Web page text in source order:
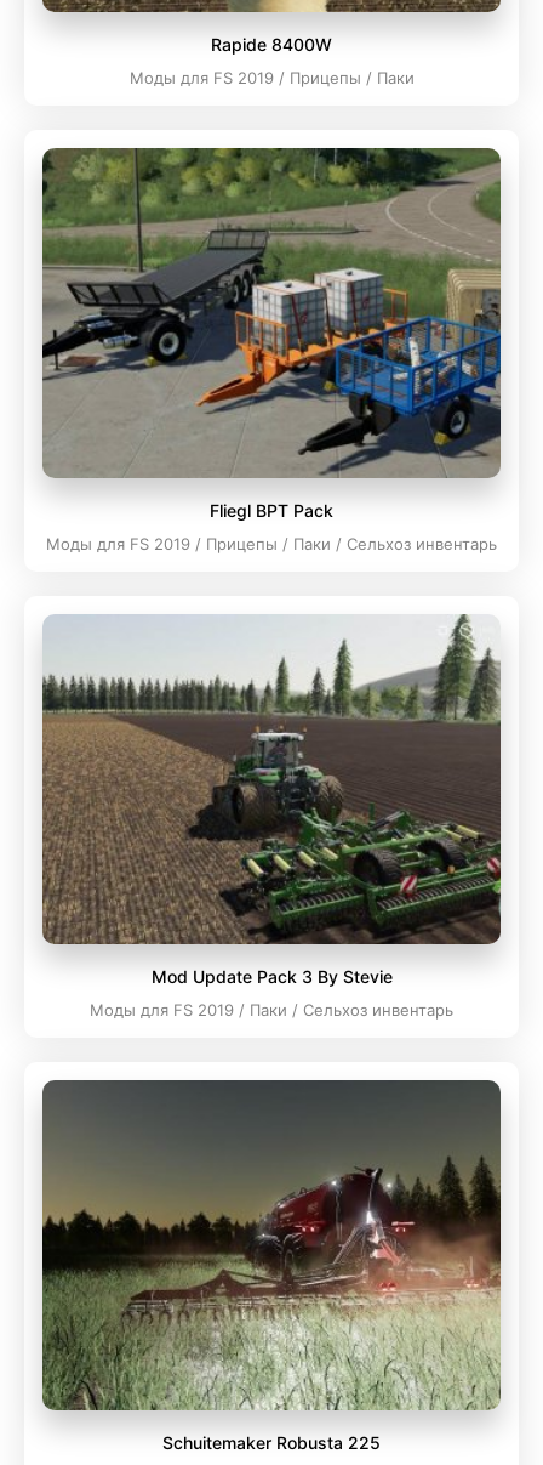
Rapide 8400W
Моды для FS 2019 / Прицепы / Паки
Fliegl BPT Pack
Моды для FS 2019 / Прицепы / Паки / Сельхоз инвентарь
Mod Update Pack 3 By Stevie
Моды для FS 2019 / Паки / Сельхоз инвентарь
Schuitemaker Robusta 225